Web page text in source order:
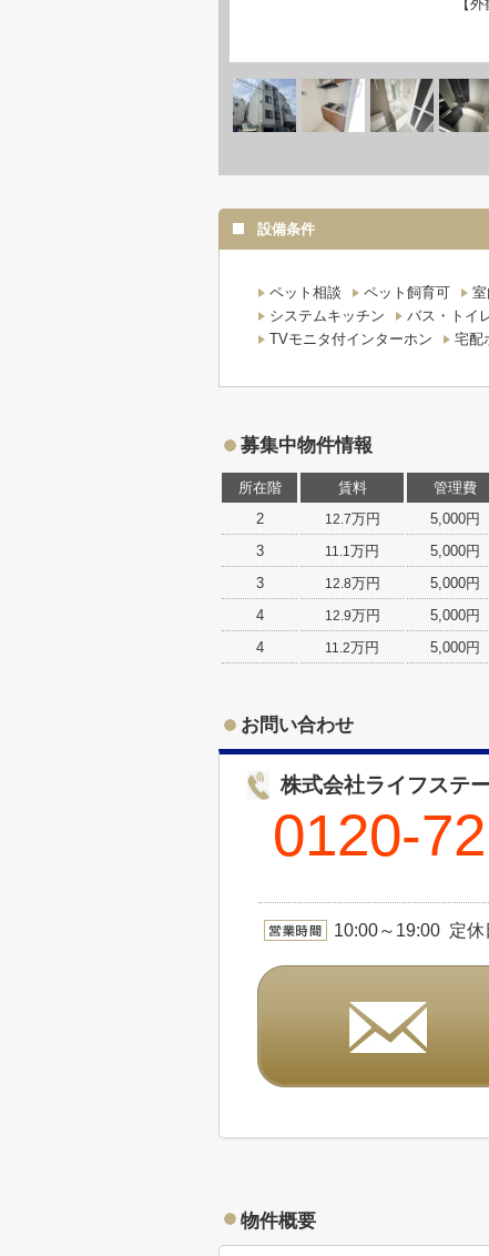
【外
設備条件
ペット相談 ペット飼育可
システムキッチン
バス・トイ
TVモニタ付インターホン
宅配
募集中物件情報
所在階 賃料 管理費
2
12.7万円 5,000円
3
11.1万円 5,000円
3
12.8万円 5,000円
4
12.9万円 5,000円
4
11.2万円 5,000円
お問い合わせ
株式会社ライフステ
0120-
10:00～19:00 定休
物件概要